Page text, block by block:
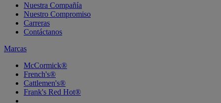
Nuestra Compañía
Nuestro Compromiso
Carreras
Contáctanos
Marcas
McCormick®
French's®
Cattlemen's®
Frank's Red Hot®